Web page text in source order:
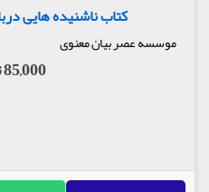
کتاب ناشنیده هایی
موسسه عصر بیان معنوی
85,000 تومان